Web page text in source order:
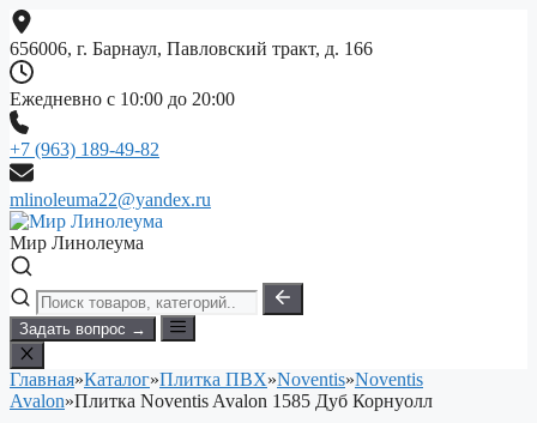
Перейти
к
содержимому
656006, г. Барнаул, Павловский тракт, д. 166
Ежедневно с 10:00 до 20:00
+7 (963) 189-49-82
mlinoleuma22@yandex.ru
Мир Линолеума
Задать вопрос →
Главная»Каталог»Плитка ПВХ»Noventis»Noventis
Avalon»Плитка Noventis Avalon 1585 Дуб Корнуолл